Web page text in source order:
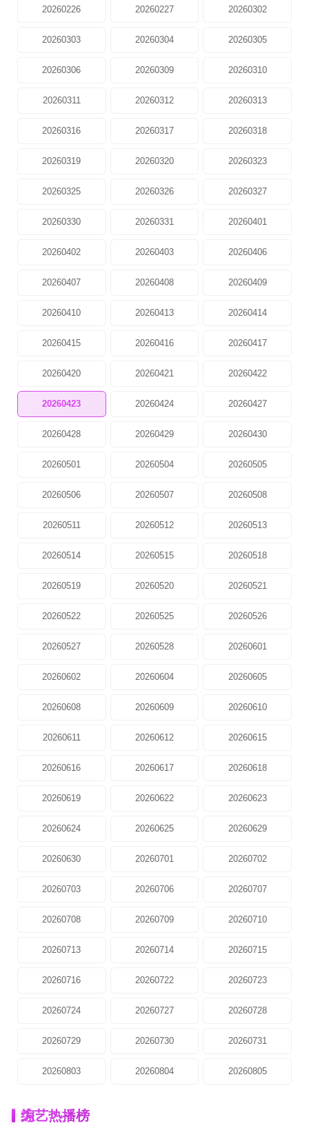
20260226 20260227 20260302
20260303 20260304 20260305
20260306 20260309 20260310
20260311 20260312 20260313
20260316 20260317 20260318
20260319 20260320 20260323
20260325 20260326 20260327
20260330 20260331 20260401
20260402 20260403 20260406
20260407 20260408 20260409
20260410 20260413 20260414
20260415 20260416 20260417
20260420 20260421 20260422
20260423 20260424 20260427
20260428 20260429 20260430
20260501 20260504 20260505
20260506 20260507 20260508
20260511 20260512 20260513
20260514 20260515 20260518
20260519 20260520 20260521
20260522 20260525 20260526
20260527 20260528 20260601
20260602 20260604 20260605
20260608 20260609 20260610
20260611 20260612 20260615
20260616 20260617 20260618
20260619 20260622 20260623
20260624 20260625 20260629
20260630 20260701 20260702
20260703 20260706 20260707
20260708 20260709 20260710
20260713 20260714 20260715
20260716 20260722 20260723
20260724 20260727 20260728
20260729 20260730 20260731
20260803 20260804 20260805
为
综艺热播榜